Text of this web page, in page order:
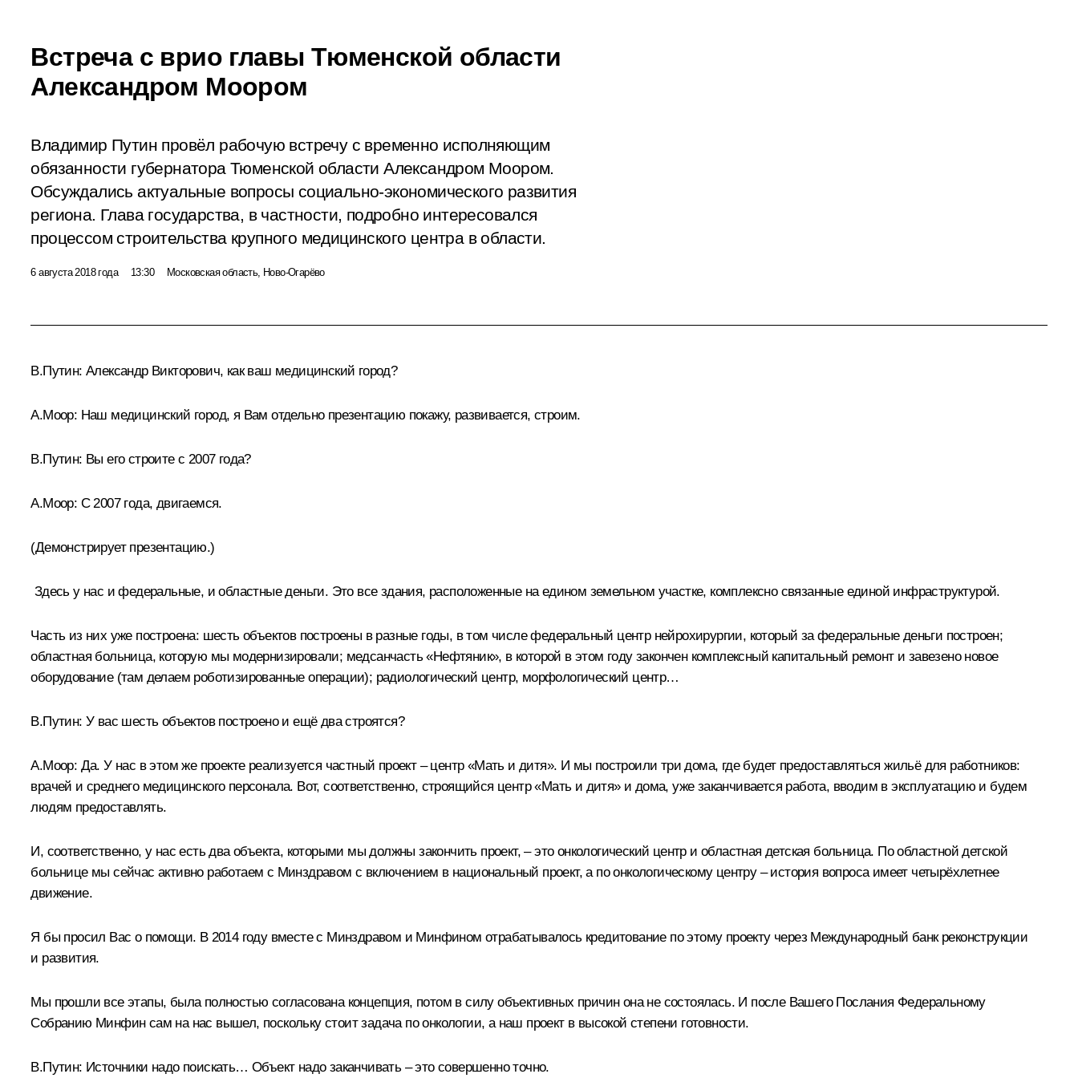
Встреча с врио главы Тюменской области
Александром Моором
Владимир Путин провёл рабочую встречу с временно исполняющим
обязанности губернатора Тюменской области Александром Моором.
Обсуждались актуальные вопросы социально-экономического развития
региона. Глава государства, в частности, подробно интересовался
процессом строительства крупного медицинского центра в области.
6 августа 2018 года 13:30 Московская область, Ново-Огарёво
В.Путин: Александр Викторович, как ваш медицинский город?
А.Моор: Наш медицинский город, я Вам отдельно презентацию покажу, развивается, строим.
В.Путин: Вы его строите с 2007 года?
А.Моор: С 2007 года, двигаемся.
(Демонстрирует презентацию.)
Здесь у нас и федеральные, и областные деньги. Это все здания, расположенные на едином земельном участке, комплексно связанные единой инфраструктурой.
Часть из них уже построена: шесть объектов построены в разные годы, в том числе федеральный центр нейрохирургии, который за федеральные деньги построен;
областная больница, которую мы модернизировали; медсанчасть «Нефтяник», в которой в этом году закончен комплексный капитальный ремонт и завезено новое
оборудование (там делаем роботизированные операции); радиологический центр, морфологический центр…
В.Путин: У вас шесть объектов построено и ещё два строятся?
А.Моор: Да. У нас в этом же проекте реализуется частный проект – центр «Мать и дитя». И мы построили три дома, где будет предоставляться жильё для работников:
врачей и среднего медицинского персонала. Вот, соответственно, строящийся центр «Мать и дитя» и дома, уже заканчивается работа, вводим в эксплуатацию и будем
людям предоставлять.
И, соответственно, у нас есть два объекта, которыми мы должны закончить проект, – это онкологический центр и областная детская больница. По областной детской
больнице мы сейчас активно работаем с Минздравом с включением в национальный проект, а по онкологическому центру – история вопроса имеет четырёхлетнее
движение.
Я бы просил Вас о помощи. В 2014 году вместе с Минздравом и Минфином отрабатывалось кредитование по этому проекту через Международный банк реконструкции
и развития.
Мы прошли все этапы, была полностью согласована концепция, потом в силу объективных причин она не состоялась. И после Вашего Послания Федеральному
Собранию Минфин сам на нас вышел, поскольку стоит задача по онкологии, а наш проект в высокой степени готовности.
В.Путин: Источники надо поискать… Объект надо заканчивать – это совершенно точно.